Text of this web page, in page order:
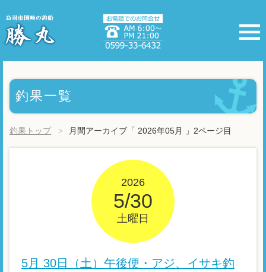
釣果一覧
釣果トップ 月間アーカイブ「 2026年05月 」2ページ目
2026
5/30
土曜日
5月 30日（土）午後便・アジ、イサキ釣